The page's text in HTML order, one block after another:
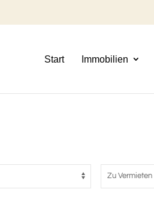
Start Immobilien